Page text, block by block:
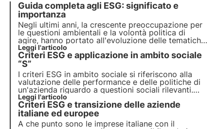
Guida completa agli ESG: significato e
importanza
Negli ultimi anni, la crescente preoccupazione per
le questioni ambientali e la volontà politica di
agire, hanno portato all'evoluzione delle tematiche
ESG. Scopri in questo articolo cosa sono i criteri
ESG, l'importanza che rivestono per le aziende e
per i loro investitori.
Leggi l'articolo
Criteri ESG e applicazione in ambito sociale
“S”
I criteri ESG in ambito sociale si riferiscono alla
valutazione delle performance e delle politiche di
un'azienda riguardo a questioni sociali rilevanti.
Questi criteri considerano l'impatto sociale
dell'azienda sulle parti interessate, come
dipendenti, comunità locali, clienti e fornitori.
Leggi l'articolo
Criteri ESG e transizione delle aziende
italiane ed europee
A che punto sono le imprese italiane con il